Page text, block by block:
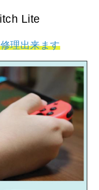
Lite
理出来ます